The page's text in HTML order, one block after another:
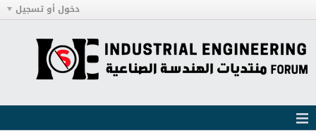
دخول أو تسجيل